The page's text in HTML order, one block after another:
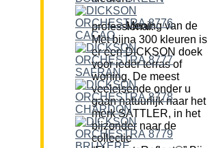
Mening van de professional:
Met bijna 300 kleuren is
er een DICKSON doek
voor ieder terras of
woning. De meest
veeleisende onder u
gaan natuurlijk naar het
merk SATTLER, in het
bijzonder naar de
collectie